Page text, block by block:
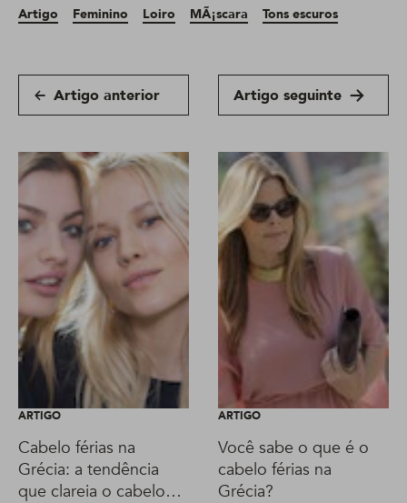
Artigo Feminino Loiro MÃ¡scara Tons escuros
Artigo anterior Artigo seguinte
ARTIGO
Cabelo férias na
Grécia: a tendência
que clareia o cabelo
ARTIGO
Você sabe o que é o
cabelo férias na
Grécia?